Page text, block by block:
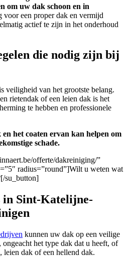
om uw dak schoon en in
voor een proper dak en vermijd
actief te zijn in het onderhoud
die nodig zijn bij
veiligheid van het grootste belang.
rietendak of een leien dak is het
te hebben en professionele
het coaten ervan kan helpen om
schade.
offerte/dakreiniging/”
radius=”round”]Wilt u weten wat
su_button]
in Sint-Katelijne-
kunnen uw dak op een veilige
het type dak dat u heeft, of
leien dak of een hellend dak.